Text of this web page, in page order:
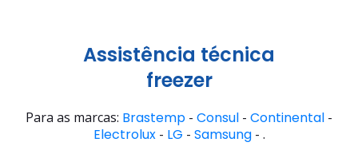
Assistência técnica
freezer
Para as marcas: Brastemp - Consul - Continental -
Electrolux- LG - Samsung- .